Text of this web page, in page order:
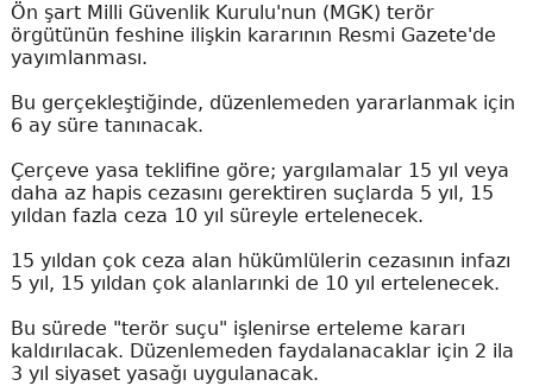
Ön şart Milli Güvenlik Kurulu'nun (MGK) terör
örgütünün feshine ilişkin kararının Resmi Gazete'de
yayımlanması.
Bu gerçekleştiğinde, düzenlemeden yararlanmak için
6 ay süre tanınacak.
Çerçeve yasa teklifine göre; yargılamalar 15 yıl veya
daha az hapis cezasını gerektiren suçlarda 5 yıl, 15
yıldan fazla ceza 10 yıl süreyle ertelenecek.
15 yıldan çok ceza alan hükümlülerin cezasının infazı
5 yıl, 15 yıldan çok alanlarınki de 10 yıl ertelenecek.
Bu sürede "terör suçu" işlenirse erteleme kararı
kaldırılacak. Düzenlemeden faydalanacaklar için 2 ila
3 yıl siyaset yasağı uygulanacak.